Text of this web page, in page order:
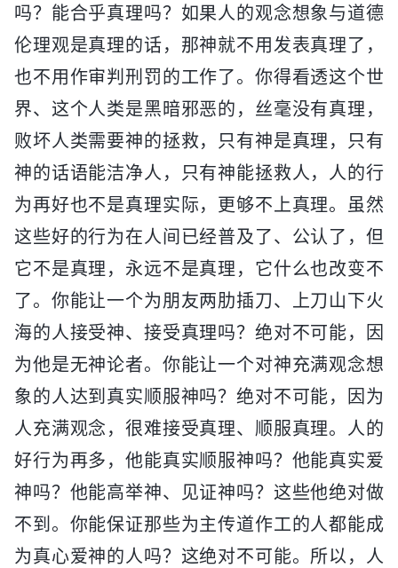
吗？能合乎真理吗？如果人的观念想象与道德
伦理观是真理的话，那神就不用发表真理了，
也不用作审判刑罚的工作了。你得看透这个世
界、这个人类是黑暗邪恶的，丝毫没有真理，
败坏人类需要神的拯救，只有神是真理，只有
神的话语能洁净人，只有神能拯救人，人的行
为再好也不是真理实际，更够不上真理。虽然
这些好的行为在人间已经普及了、公认了，但
它不是真理，永远不是真理，它什么也改变不
了。你能让一个为朋友两肋插刀、上刀山下火
海的人接受神、接受真理吗？绝对不可能，因
为他是无神论者。你能让一个对神充满观念想
象的人达到真实顺服神吗？绝对不可能，因为
人充满观念，很难接受真理、顺服真理。人的
好行为再多，他能真实顺服神吗？他能真实爱
神吗？他能高举神、见证神吗？这些他绝对做
不到。你能保证那些为主传道作工的人都能成
为真心爱神的人吗？这绝对不可能。所以，人